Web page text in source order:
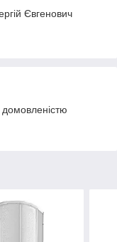
Євгенович